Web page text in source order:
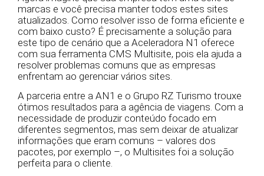
marcas e você precisa manter todos estes sites
atualizados. Como resolver isso de forma eficiente e
com baixo custo? É precisamente a solução para
este tipo de cenário que a Aceleradora N1 oferece
com sua ferramenta CMS Multisite, pois ela ajuda a
resolver problemas comuns que as empresas
enfrentam ao gerenciar vários sites.
A parceria entre a AN1 e o Grupo RZ Turismo trouxe
ótimos resultados para a agência de viagens. Com a
necessidade de produzir conteúdo focado em
diferentes segmentos, mas sem deixar de atualizar
informações que eram comuns – valores dos
pacotes, por exemplo –, o Multisites foi a solução
perfeita para o cliente.